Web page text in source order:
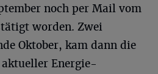
noch per Mail vom
worden. Zwei
Oktober, kam dann die
Energie-